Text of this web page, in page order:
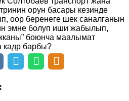
орун басары кезинде
оор беренеге шек саналганын
эмне болуп иши жабылып,
боюнча маалымат
кадр барбы?